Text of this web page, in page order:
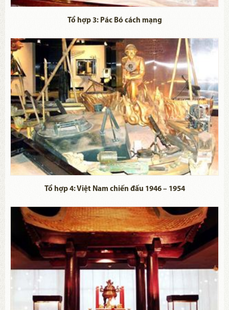
Tổ hợp 3: Pác Bó cách mạng
Tổ hợp 4: Việt Nam chiến đấu 1946 – 1954